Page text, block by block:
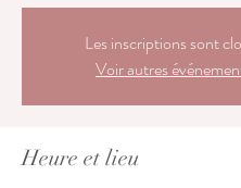
Les inscriptions sont
Voir autres
Heure et lieu